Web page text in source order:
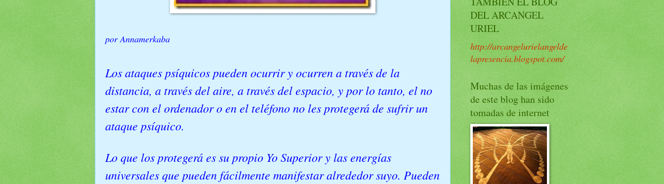
por Annamerkaba
Los ataques psíquicos pueden ocurrir y ocurren a través de la
distancia, a través del aire, a través del espacio, y por lo tanto, el no
estar con el ordenador o en el teléfono no les protegerá de sufrir un
ataque psíquico.
Lo que los protegerá es su propio Yo Superior y las energías
universales que pueden fácilmente manifestar alrededor suyo. Pueden
DEL ARCANGEL
URIEL
http://arcangelurielangelde
lapresencia.blogspot.com/
Muchas de las imágenes
de este blog han sido
tomadas de internet